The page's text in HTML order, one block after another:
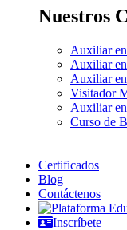
Nuestros
Auxiliar
Auxiliar
Auxiliar
Visitador
Auxiliar
Curso de
Certificados
Blog
Contáctenos
Inscríbete